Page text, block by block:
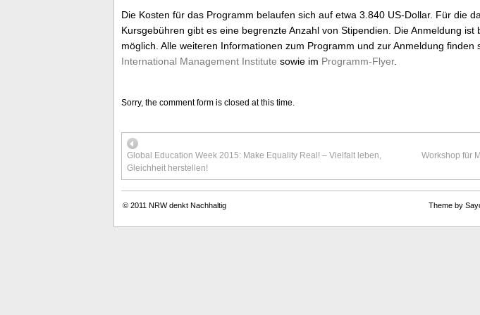
Die Kosten für das Programm belaufen sich auf etwa 3.840 US-Dollar. Für die
Kursgebühren gibt es eine begrenzte Anzahl von Stipendien. Die Anmeldung ist
möglich. Alle weiteren Informationen zum Programm und zur Anmeldung finden
International Management Institute sowie im Programm-Flyer.
Sorry, the comment form is closed at this time.
Global Education Week 2015: Make Equality Real! – Vielfalt leben,
Gleichheit herstellen!
Workshop für
© 2011 NRW denkt Nachhaltig Theme by